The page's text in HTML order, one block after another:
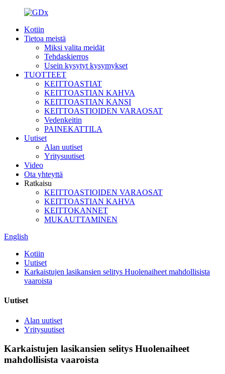
Kotiin
Tietoa meistä
Miksi valita meidät
Tehdaskierros
Usein kysytyt kysymykset
TUOTTEET
KEITTOASTIAT
KEITTOASTIAN KAHVA
KEITTOASTIAN KANSI
KEITTOASTIOIDEN VARAOSAT
Vedenkeitin
PAINEKATTILA
Uutiset
Alan uutiset
Yritysuutiset
Video
Ota yhteyttä
Ratkaisu
KEITTOASTIOIDEN VARAOSAT
KEITTOASTIAN KAHVA
KEITTOKANNET
MUKAUTTAMINEN
English
Kotiin
Uutiset
Karkaistujen lasikansien selitys Huolenaiheet mahdollisista
vaaroista
Uutiset
Alan uutiset
Yritysuutiset
Karkaistujen lasikansien selitys Huolenaiheet
mahdollisista vaaroista